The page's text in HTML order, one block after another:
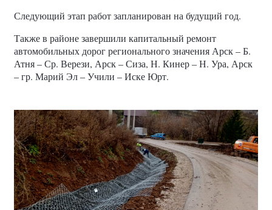
Следующий этап работ запланирован на будущий год.
Также в районе завершили капитальный ремонт
автомобильных дорог регионального значения Арск – Б.
Атня – Ср. Верези, Арск – Сиза, Н. Кинер – Н. Ура, Арск
– гр. Марий Эл – Учили – Иске Юрт.